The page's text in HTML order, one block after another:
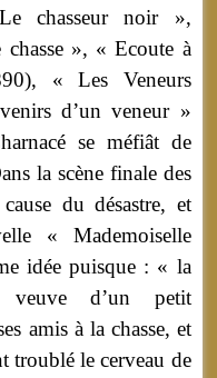
chasseur noir »,
», « Ecoute à
« Les Veneurs
d’un veneur »
se méfiât de
la scène finale des
du désastre, et
« Mademoiselle
idée puisque : « la
veuve d’un petit
amis à la chasse, et
troublé le cerveau de